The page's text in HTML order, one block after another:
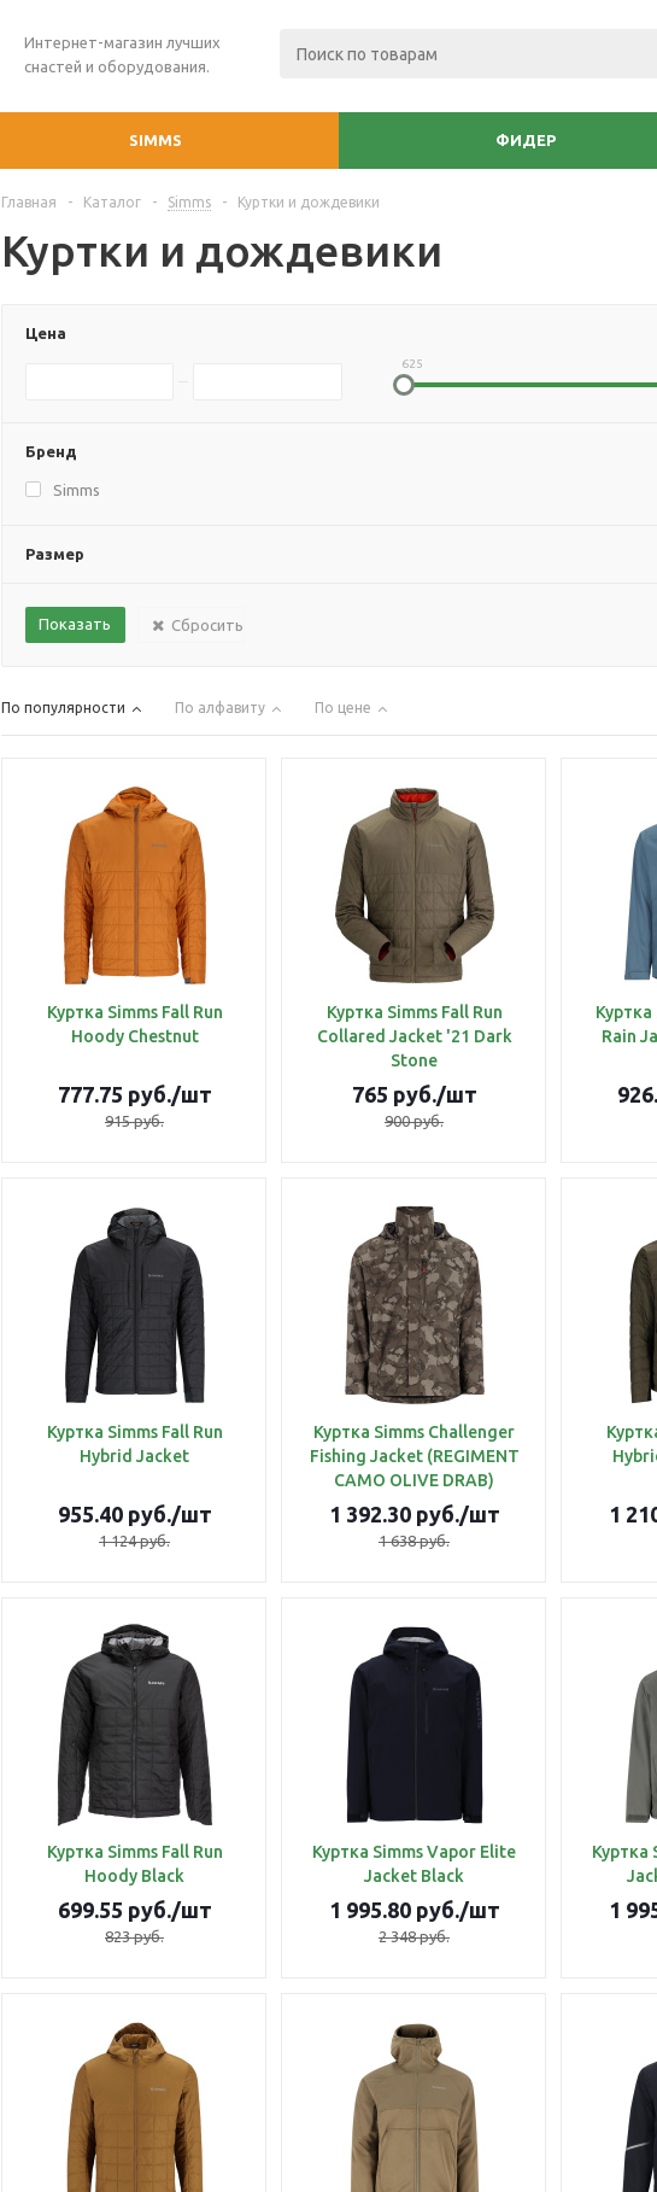
Интернет-магазин лучших
снастей и оборудования.
SIMMS ФИДЕР
Главная - Каталог - Simms - Куртки и дождевики
Куртки и дождевики
Цена
625
Бренд
Simms
Размер
Сбросить
По популярности По алфавиту По цене
Куртка Simms Fall Run
Hoody Chestnut
777.75 руб./шт
915руб.
Куртка Simms Fall Run
Collared Jacket '21 Dark
Stone
765 руб./шт
900руб.
Rain
Куртка Simms Fall Run
Hybrid Jacket
955.40руб./шт
1 124руб.
Куртка Simms Challenger
Fishing Jacket (REGIMENT
CAMO OLIVE DRAB)
1 392.30руб./шт
1 638руб.
1
Куртка Simms Fall Run
Hoody Black
699.55 руб./шт
823руб.
Куртка Simms Vapor Elite
Jacket Black
1 995.80руб./шт
2 348руб.
Куртка
1